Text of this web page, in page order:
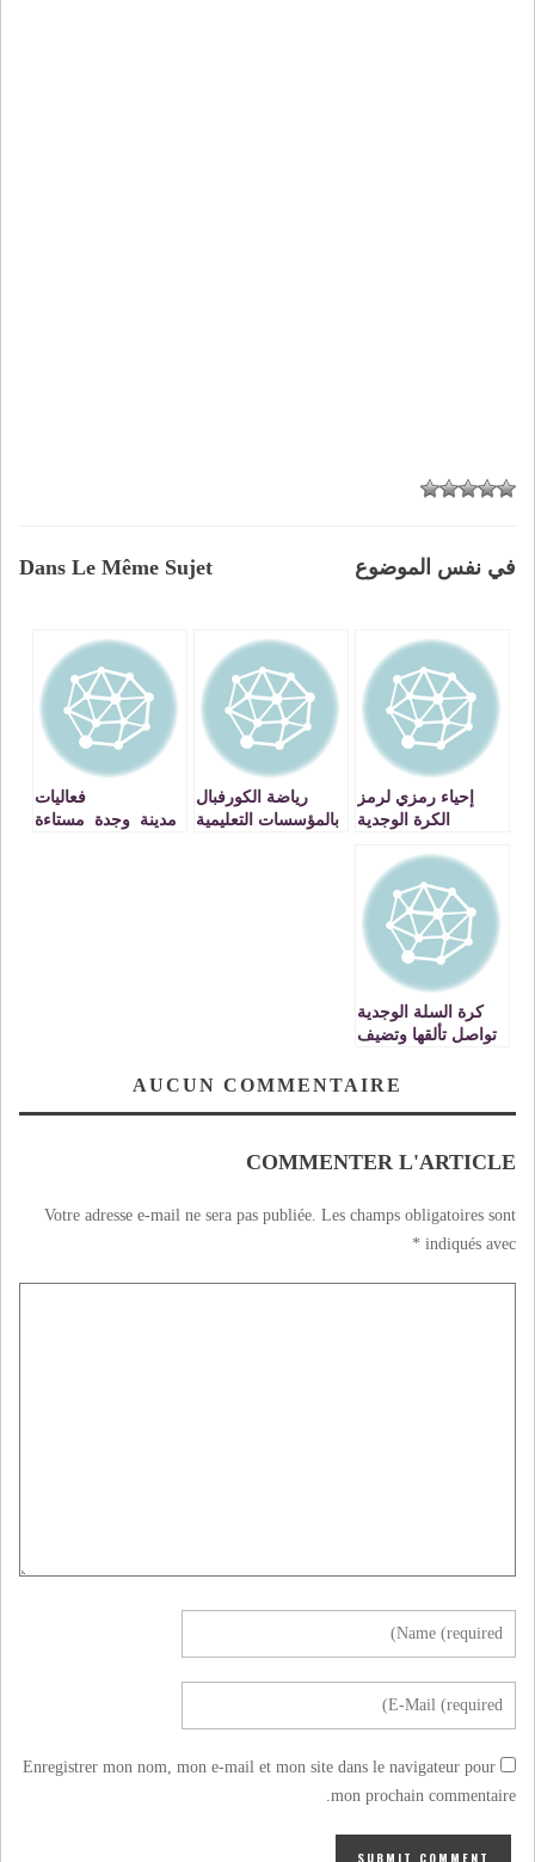
Dans Le Même Sujet في نفس الموضوع
إحياء رمزي لرمز
الكرة الوجدية
رياضة الكورفبال
بالمؤسسات التعليمية
فعاليات
مدينة وجدة مستاءة
كرة السلة الوجدية
تواصل تألقها وتضيف
ضحاياها..
AUCUN COMMENTAIRE
COMMENTER L'ARTICLE
Votre adresse e-mail ne sera pas publiée. Les champs obligatoires sont
indiqués avec
*
Enregistrer mon nom, mon e-mail et mon site dans le navigateur pour
mon prochain commentaire.